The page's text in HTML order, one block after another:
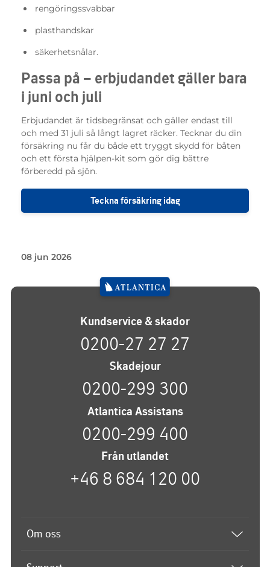
rengöringssvabbar
plasthandskar
säkerhetsnålar.
Passa på – erbjudandet gäller bara
i juni och juli
Erbjudandet är tidsbegränsat och gäller endast till
och med 31 juli så långt lagret räcker. Tecknar du din
försäkring nu får du både ett tryggt skydd för båten
och ett första hjälpen-kit som gör dig bättre
förberedd på sjön.
Teckna försäkring idag
08 jun 2026
Kundservice & skador
0200-27 27 27
Skadejour
0200-299 300
Atlantica Assistans
0200-299 400
Från utlandet
+46 8 684 120 00
Om oss